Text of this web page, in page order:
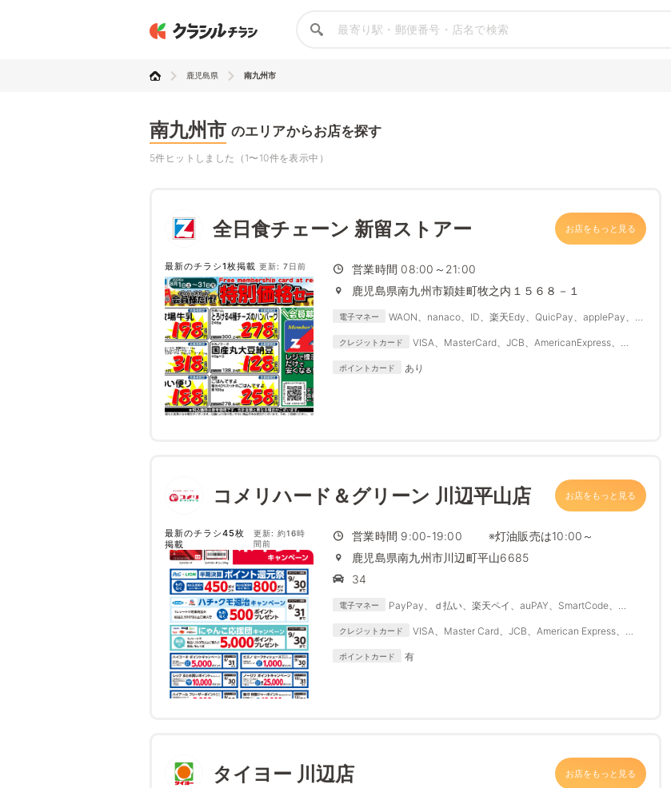
鹿児島県 南九州市
南九州市 のエリアからお店を探す
5件ヒットしました（1〜10件を表示中）
全日食チェーン 新留ストアー お店をもっと見る
最新のチラシ1枚掲載 更新: 7日前
営業時間 08:00～21:00
鹿児島県南九州市穎娃町牧之内１５６８－１
電子マネー
WAON、nanaco、ID、楽天Edy、QuicPay、applePay、
クレジットカード
VISA、MasterCard、JCB、AmericanExpress、
ポイントカード あり
コメリハード＆グリーン 川辺平山店 お店をもっと見る
最新のチラシ45枚
掲載
更新: 約16時
間前
営業時間 9:00-19:00 ※灯油販売は10:00～
鹿児島県南九州市川辺町平山6685
34
電子マネー
PayPay、ｄ払い、楽天ペイ、auPAY、SmartCode、
クレジットカード
VISA、Master Card、JCB、American Express、
ポイントカード 有
タイヨー 川辺店 お店をもっと見る